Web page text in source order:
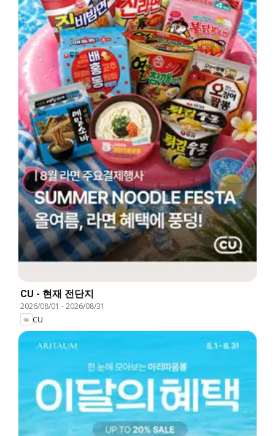
CU - 현재 전단지
2026/08/01 -2026/08/31
CU